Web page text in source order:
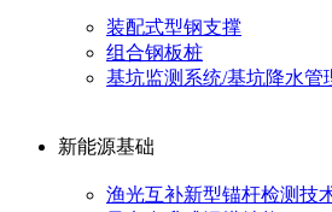
装配式型钢支撑
组合钢板桩
基坑监测系统/基坑降水管
新能源基础
渔光互补新型锚杆检测技